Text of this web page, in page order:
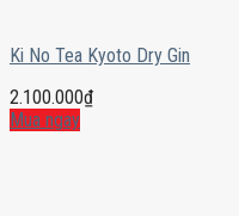
Ki No Tea Kyoto Dry Gin
2.100.000₫
Mua ngay